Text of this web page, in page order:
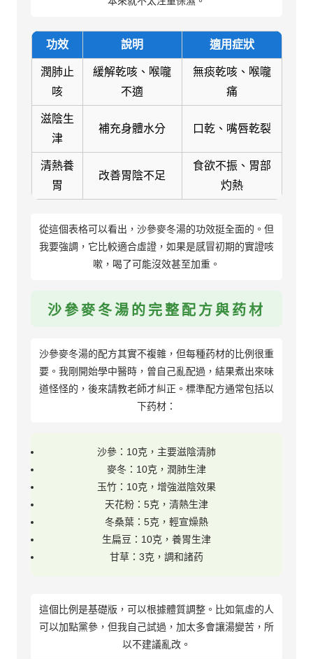
功效 說明 適用症狀
潤肺止
咳
緩解乾咳、喉嚨
不適
無痰乾咳、喉嚨
痛
滋陰生
津
補充身體水分 口乾、嘴唇乾裂
清熱養
胃
改善胃陰不足
食欲不振、胃部
灼熱
從這個表格可以看出，沙參麥冬湯的功效挺全面的。但
我要強調，它比較適合虛證，如果是感冒初期的實證咳
嗽，喝了可能沒效甚至加重。
沙參麥冬湯的完整配方與药材
沙參麥冬湯的配方其實不複雜，但每種药材的比例很重
要。我剛開始學中醫時，曾自己亂配過，結果煮出來味
道怪怪的，後來請教老師才糾正。標準配方通常包括以
下药材：
沙參：10克，主要滋陰清肺
麥冬：10克，潤肺生津
玉竹：10克，增強滋陰效果
天花粉：5克，清熱生津
冬桑葉：5克，輕宣燥熱
生扁豆：10克，養胃生津
甘草：3克，調和諸药
這個比例是基礎版，可以根據體質調整。比如氣虛的人
可以加點黨參，但我自己試過，加太多會讓湯變苦，所
以不建議亂改。